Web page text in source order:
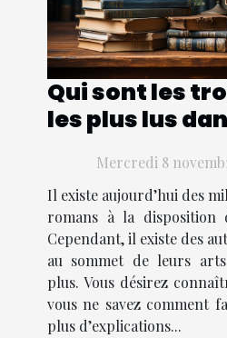
Qui sont les
les plus lus
Mercredi 8
Il existe aujourd’hui des
romans à la disposition
Cependant, il existe des
au sommet de leurs
plus. Vous désirez
vous ne savez comment
plus d’explications...